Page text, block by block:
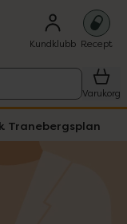
Kundklubb Recept
Varukorg
Tranebergsplan